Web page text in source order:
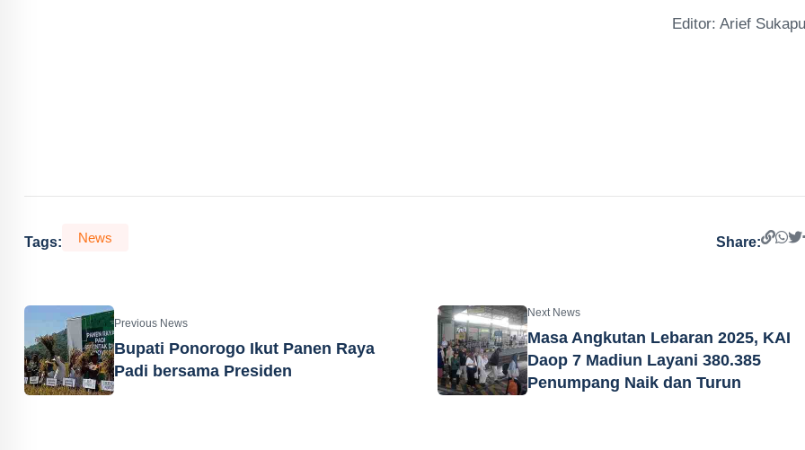
Editor: Arief
Tags: News Share:
Previous News
Bupati Ponorogo Ikut Panen Raya
Padi bersama Presiden
Next News
Masa Angkutan Lebaran 2025, KAI
Daop 7 Madiun Layani 380.385
Penumpang Naik dan Turun